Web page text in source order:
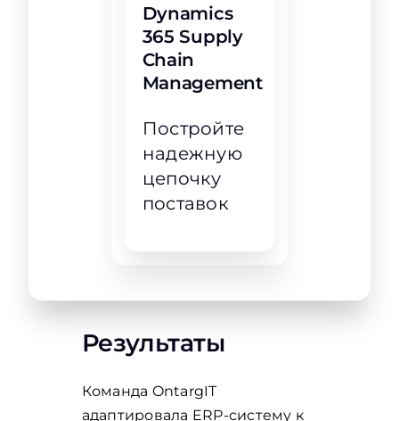
Dynamics
365 Supply
Chain
Management
Постройте
надежную
цепочку
поставок
Результаты
Команда OntargIT
адаптировала ERP-систему к